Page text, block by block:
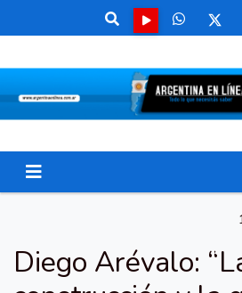
Diego Arévalo: